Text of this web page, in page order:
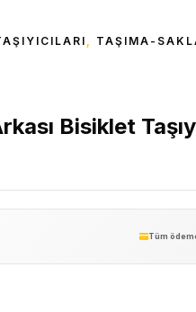
TAŞIMA-
Bisiklet
Tüm